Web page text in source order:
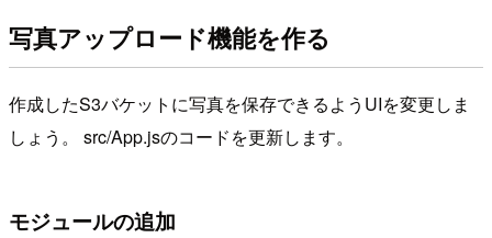
写真アップロード機能を作る
作成したS3バケットに写真を保存できるようUIを変更しま
しょう。 src/App.jsのコードを更新します。
モジュールの追加